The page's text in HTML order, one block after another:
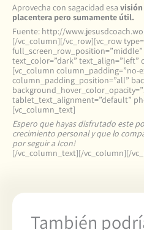
Aprovecha con sagacidad esa visión
placentera pero sumamente útil.
Fuente: http://
[/vc_column][/vc_row][vc_row
text_color=”dark” text_align=”left”
[vc_column column_padding=”no-
column_padding_position=”all”
tablet_text_alignment=”default”
[vc_column_text]
Espero que hayas disfrutado este
crecimiento personal y que lo
por seguir a Icon!
[/vc_column_text][/vc_column][/
También